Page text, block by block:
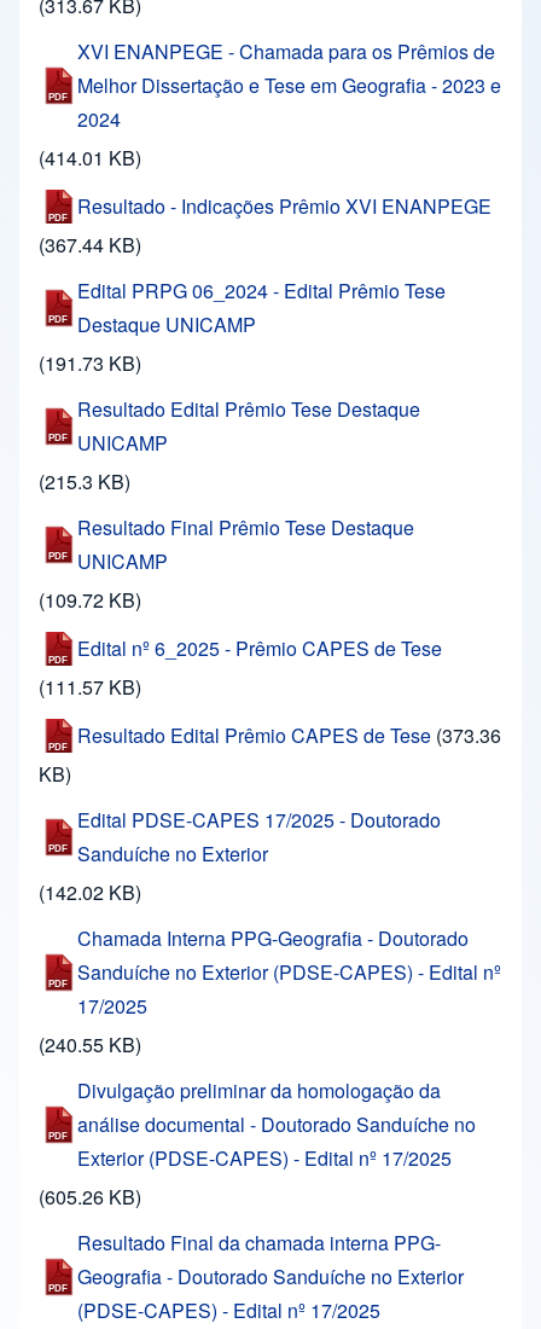
XVI ENANPEGE - Chamada para os Prêmios de
Melhor Dissertação e Tese em Geografia - 2023 e
2024
(414.01 KB)
Resultado - Indicações Prêmio XVI ENANPEGE
(367.44 KB)
Edital PRPG 06_2024 - Edital Prêmio Tese
Destaque UNICAMP
(191.73 KB)
Resultado Edital Prêmio Tese Destaque
UNICAMP
(215.3 KB)
Resultado Final Prêmio Tese Destaque
UNICAMP
(109.72 KB)
Edital nº 6_2025 - Prêmio CAPES de Tese
(111.57 KB)
Resultado Edital Prêmio CAPES de Tese (373.36
KB)
Edital PDSE-CAPES 17/2025 - Doutorado
Sanduíche no Exterior
(142.02 KB)
Chamada Interna PPG-Geografia - Doutorado
Sanduíche no Exterior (PDSE-CAPES) - Edital nº
17/2025
(240.55 KB)
Divulgação preliminar da homologação da
análise documental - Doutorado Sanduíche no
Exterior (PDSE-CAPES) - Edital nº 17/2025
(605.26 KB)
Resultado Final da chamada interna PPG-
Geografia - Doutorado Sanduíche no Exterior
(PDSE-CAPES) - Edital nº 17/2025